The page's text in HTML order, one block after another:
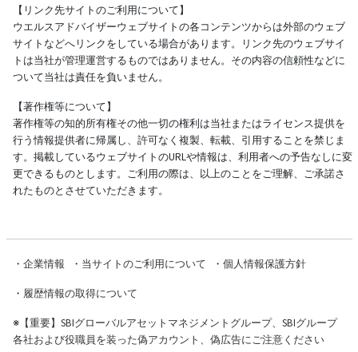
【リンク先サイトのご利用について】
ウエルスアドバイザーウェブサイトの各コンテンツからは外部のウェブ
サイトなどへリンクをしている場合があります。リンク先のウェブサイ
トは当社が管理運営するものではありません。その内容の信頼性などに
ついて当社は責任を負いません。
【著作権等について】
著作権等の知的所有権その他一切の権利は当社またはライセンス提供を
行う情報提供者に帰属し、許可なく複製、転載、引用することを禁じま
す。掲載しているウェブサイトのURLや情報は、利用者への予告なしに変
更できるものとします。ご利用の際は、以上のことをご理解、ご承諾さ
れたものとさせていただきます。
・ 企業情報 ・ 当サイトのご利用について ・ 個人情報保護方針
・ 履歴情報の取得について
※【重要】SBIグローバルアセットマネジメントグループ、SBIグループ
各社および役職員を装った偽アカウント、偽広告にご注意ください